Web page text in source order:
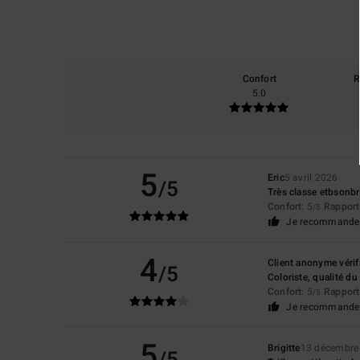
Confort
5.0
5/5 Eric5 avril 2026
Très classe
Confort: 5/5
Je
4/5 Client anonyme
Coloriste, qualité du
Confort: 5/5
Je
Brigitte13